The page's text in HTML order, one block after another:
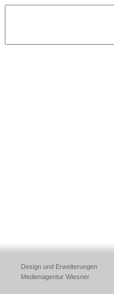
Design und Erweiterungen
Medienagentur Wiesner